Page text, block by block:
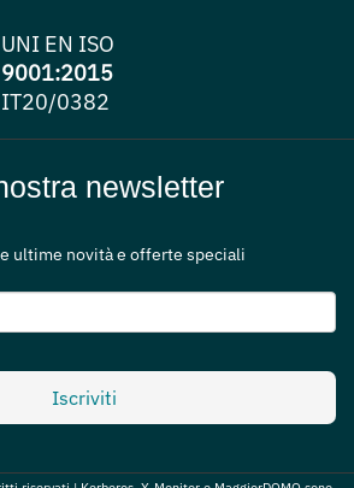
UNI EN ISO
9001:2015
IT20/0382
newsletter
ultime novità e offerte speciali
Iscriviti